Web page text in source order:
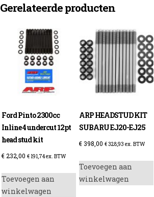
Gerelateerde producten
Ford Pinto 2300cc
Inline 4 undercut 12pt
head stud kit
€232,00 € 191,74ex. BTW
Toevoegen aan
winkelwagen
ARP HEADSTUD KIT
SUBARU EJ20-EJ25
€ 398,00 €328,93 ex. BTW
Toevoegen aan
winkelwagen